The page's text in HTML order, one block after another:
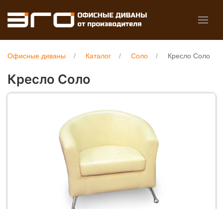
Офисные диваны Каталог Соло Кресло Соло
Кресло Соло